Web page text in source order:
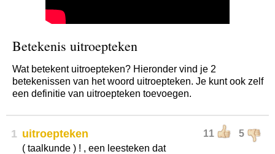
Betekenis uitroepteken
Wat betekent uitroepteken? Hieronder vind je 2
betekenissen van het woord uitroepteken. Je kunt ook zelf
een definitie van uitroepteken toevoegen.
1 11 5
uitroepteken
( taalkunde ) ! , een leesteken dat